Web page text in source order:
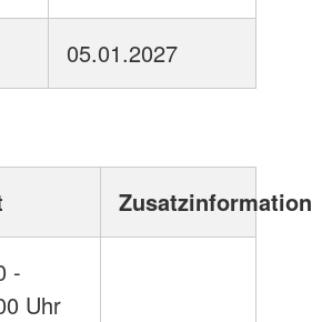
05.01.2027
Zusatzinformation
-
Uhr